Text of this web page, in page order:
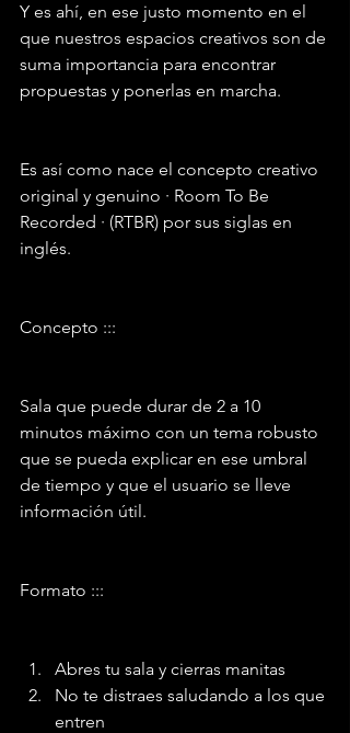
Y es ahí, en ese justo momento en el
que nuestros espacios creativos son de
suma importancia para encontrar
propuestas y ponerlas en marcha.
Es así como nace el concepto creativo
original y genuino · Room To Be
Recorded · (RTBR) por sus siglas en
inglés.
Concepto :::
Sala que puede durar de 2 a 10
minutos máximo con un tema robusto
que se pueda explicar en ese umbral
de tiempo y que el usuario se lleve
información útil.
Formato :::
Abres tu sala y cierras manitas
No te distraes saludando a los que
entren